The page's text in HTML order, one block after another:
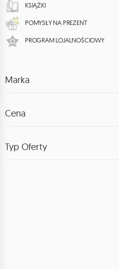
KSIĄŻKI
POMYSŁY NA PREZENT
PROGRAM LOJALNOŚCIOWY
Marka
Cena
Typ Oferty